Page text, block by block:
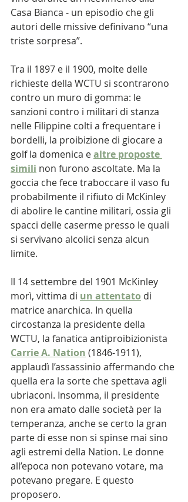
Casa Bianca - un episodio che gli
autori delle missive definivano “una
triste sorpresa”.
Tra il 1897 e il 1900, molte delle
richieste della WCTU si scontrarono
contro un muro di gomma: le
sanzioni contro i militari di stanza
nelle Filippine colti a frequentare i
bordelli, la proibizione di giocare a
golf la domenica e altre proposte
simili non furono ascoltate. Ma la
goccia che fece traboccare il vaso fu
probabilmente il rifiuto di McKinley
di abolire le cantine militari, ossia gli
spacci delle caserme presso le quali
si servivano alcolici senza alcun
limite.
Il 14 settembre del 1901 McKinley
morì, vittima di un attentato di
matrice anarchica. In quella
circostanza la presidente della
WCTU, la fanatica antiproibizionista
Carrie A. Nation (1846-1911),
applaudì l’assassinio affermando che
quella era la sorte che spettava agli
ubriaconi. Insomma, il presidente
non era amato dalle società per la
temperanza, anche se certo la gran
parte di esse non si spinse mai sino
agli estremi della Nation. Le donne
all’epoca non potevano votare, ma
potevano pregare. E questo
proposero.